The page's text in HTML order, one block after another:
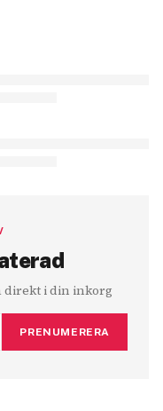
direkt i din inkorg
PRENUMERERA